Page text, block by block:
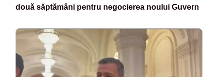
două săptămâni pentru negocierea noului Guvern